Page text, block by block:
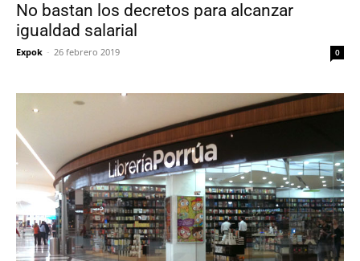
No bastan los decretos para alcanzar
igualdad salarial
Expok - 26 febrero 2019 0